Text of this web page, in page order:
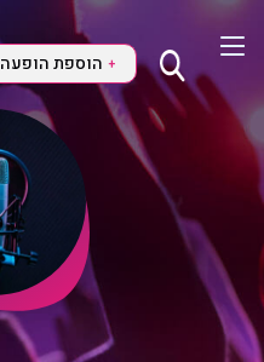
+ הוספת הופעה